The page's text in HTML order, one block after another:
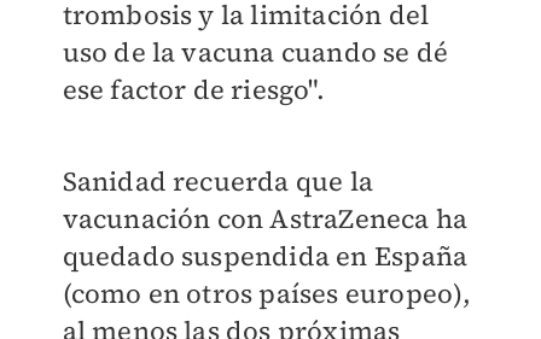
trombosis y la limitación del
uso de la vacuna cuando se dé
ese factor de riesgo".
Sanidad recuerda que la
vacunación con AstraZeneca ha
quedado suspendida en España
(como en otros países europeo),
al menos las dos próximas